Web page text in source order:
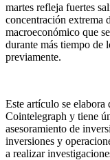
martes refleja fuertes
concentración extrema
macroeconómico que
durante más tiempo de
previamente.
Este artículo se elabora
Cointelegraph y tiene
asesoramiento de
inversiones y
a realizar